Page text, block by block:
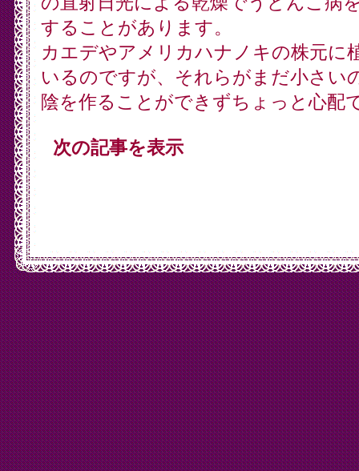
することがあります。
カエデやアメリカハナノキの株元に
いるのですが、それらがまだ小さい
陰を作ることができずちょっと心配
次の記事を表示